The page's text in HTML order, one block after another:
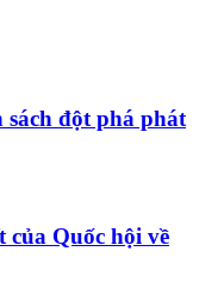
sách đột phá phát
của Quốc hội về